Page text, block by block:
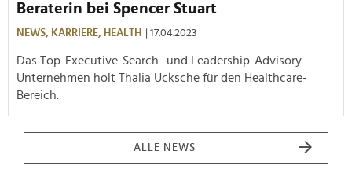
Beraterin bei Spencer Stuart
NEWS, KARRIERE, HEALTH | 17.04.2023
Das Top-Executive-Search- und Leadership-Advisory-
Unternehmen holt Thalia Ucksche für den Healthcare-
Bereich.
ALLE NEWS